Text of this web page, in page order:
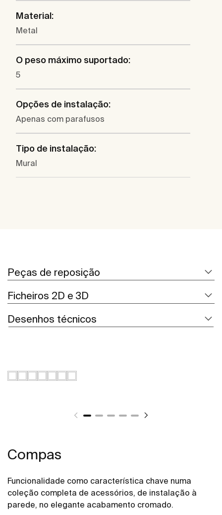
Material:
Metal
O peso máximo suportado:
5
Opções de instalação:
Apenas com parafusos
Tipo de instalação:
Mural
Peças de reposição
Ficheiros 2D e 3D
Desenhos técnicos
Compas
Funcionalidade como característica chave numa
coleção completa de acessórios, de instalação à
parede, no elegante acabamento cromado.